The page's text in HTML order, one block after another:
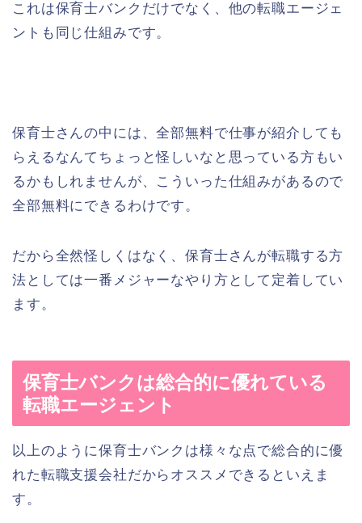
これは保育士バンクだけでなく、他の転職エージェ
ントも同じ仕組みです。
保育士さんの中には、全部無料で仕事が紹介しても
らえるなんてちょっと怪しいなと思っている方もい
るかもしれませんが、こういった仕組みがあるので
全部無料にできるわけです。
だから全然怪しくはなく、保育士さんが転職する方
法としては一番メジャーなやり方として定着してい
ます。
保育士バンクは総合的に優れている
転職エージェント
以上のように保育士バンクは様々な点で総合的に優
れた転職支援会社だからオススメできるといえま
す。